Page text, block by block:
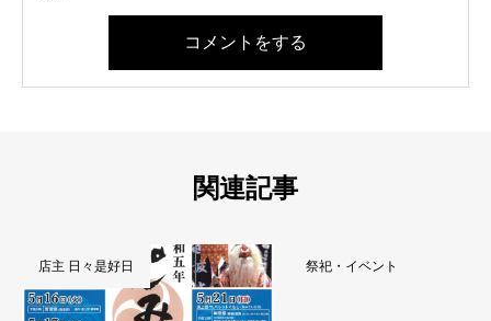
コメントをする
関連記事
店主 日々是好日 祭祀・イベント